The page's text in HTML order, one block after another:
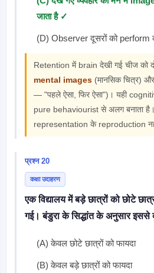
जाता है ✓
(D) Observer दूसरों को perform
Retention में brain देखी गई चीज को
mental images (मानसिक चित्र) और
— "पहले ऐसा, फिर ऐसा")। यही
pure behaviourist से अलग बनाता
representation के reproduction
प्रश्न 20
कक्षा उदाहरण
एक विद्यालय में बड़े छात्रों को छोटे
गई। बंडुरा के सिद्धांत के अनुसार इससे
(A) केवल छोटे छात्रों को फायदा
(B) केवल बड़े छात्रों को फायदा